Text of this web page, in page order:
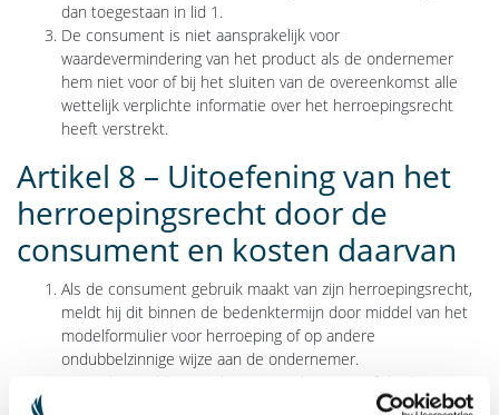
dan toegestaan in lid 1.
De consument is niet aansprakelijk voor
waardevermindering van het product als de ondernemer
hem niet voor of bij het sluiten van de overeenkomst alle
wettelijk verplichte informatie over het herroepingsrecht
heeft verstrekt.
Artikel 8 – Uitoefening van het
herroepingsrecht door de
consument en kosten daarvan
Als de consument gebruik maakt van zijn herroepingsrecht,
meldt hij dit binnen de bedenktermijn door middel van het
modelformulier voor herroeping of op andere
ondubbelzinnige wijze aan de ondernemer.
Zo snel mogelijk, maar binnen 14 dagen vanaf de dag
volgend op de in lid 1 bedoelde melding, zendt de